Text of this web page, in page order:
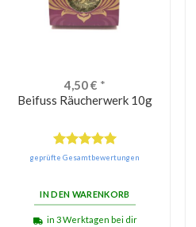
4,50€ *
Beifuss Räucherwerk 10g
Bewertet
geprüfte Gesamtbewertungen
IN DEN WARENKORB
in 3 Werktagen bei dir